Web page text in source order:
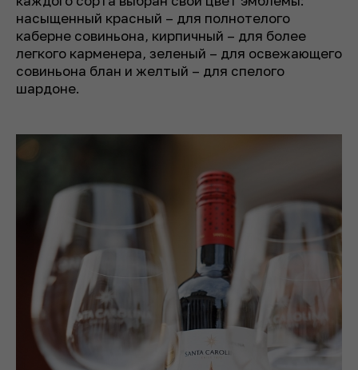
насыщенный красный – для полнотелого
каберне совиньона, кирпичный – для более
легкого карменера, зеленый – для освежающего
совиньона блан и желтый – для спелого
шардоне.